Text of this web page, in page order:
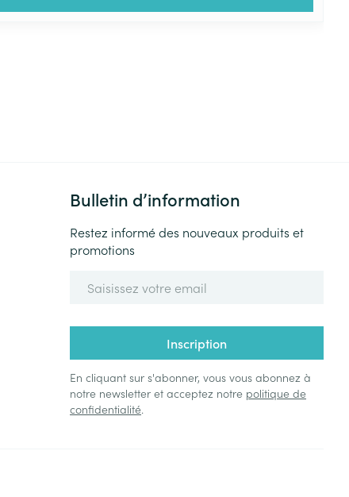
Bulletin d’information
Restez informé des nouveaux produits et
promotions
Inscription
En cliquant sur s'abonner, vous vous abonnez à
notre newsletter et acceptez notre politique de
confidentialité.